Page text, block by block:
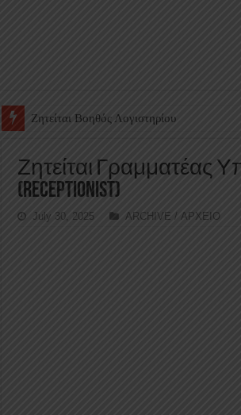
Ζητείται Υπάλληλος για γέμισμα και
Ζητείται Γραμματέας
(Receptionist)
July 30, 2025 ARCHIVE / ΑΡΧΕΙΟ